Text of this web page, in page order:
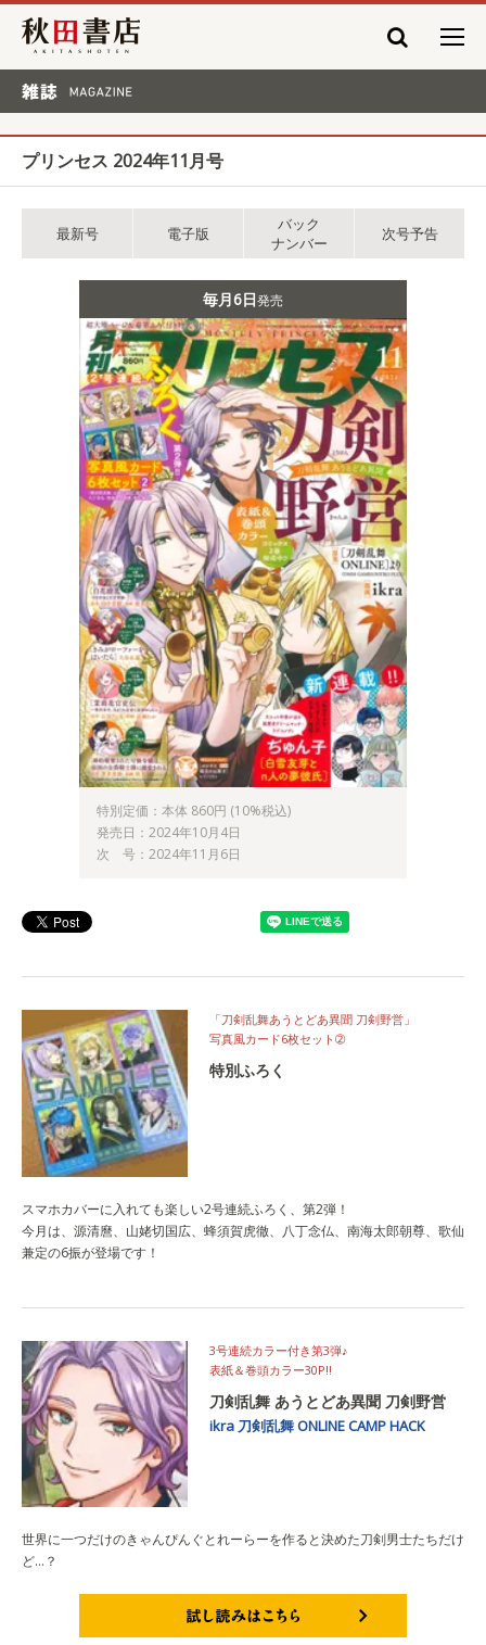
秋田書店
プリンセス 2024年11月号
最新号 電子版
バック
ナンバー
次号予告
毎月6日発売
特別定価：本体 860円 (10%税込)
発売日：2024年10月4日
次 号：2024年11月6日
「刀剣乱舞あうとどあ異聞 刀剣野営」
写真風カード6枚セット➁
特別ふろく
スマホカバーに入れても楽しい2号連続ふろく、第2弾！
今月は、源清麿、山姥切国広、蜂須賀虎徹、八丁念仏、南海太郎朝尊、歌仙
兼定の6振が登場です！
3号連続カラー付き第3弾♪
表紙＆巻頭カラー30P!!
刀剣乱舞 あうとどあ異聞 刀剣野営
ikra 刀剣乱舞 ONLINECAMP HACK
世界に一つだけのきゃんぴんぐとれーらーを作ると決めた刀剣男士たちだけ
ど…？